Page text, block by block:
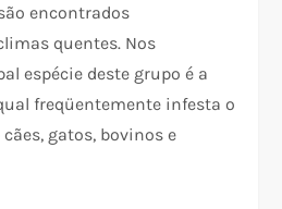
encontrados
quentes. Nos
espécie deste grupo é a
freqüentemente infesta o
gatos, bovinos e